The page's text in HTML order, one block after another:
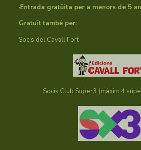
·Entrada gratüita per a menors de 5
Gratuït també per:
Socis del Cavall Fort
Socis Club Super3 (màxim 4